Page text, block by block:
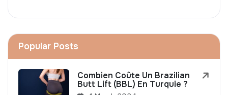
Popular Posts
Combien Coûte Un Brazilian
Butt Lift (BBL) En Turquie ?